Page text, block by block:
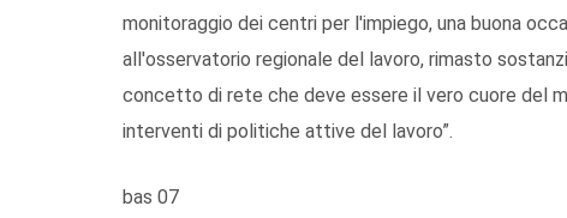
monitoraggio dei centri per l'impiego, una buona
all'osservatorio regionale del lavoro, rimasto
concetto di rete che deve essere il vero cuore del
interventi di politiche attive del lavoro”.
bas 07